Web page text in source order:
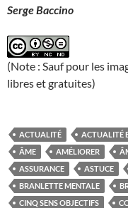
Serge Baccino
(Note : Sauf pour les
libres et gratuites)
ACTUALITÉ ACTUALITÉ
ÂME
AMÉLIORER
ASSURANCE
ASTUCE
BRANLETTE MENTALE
CINQ SENS OBJECTIFS